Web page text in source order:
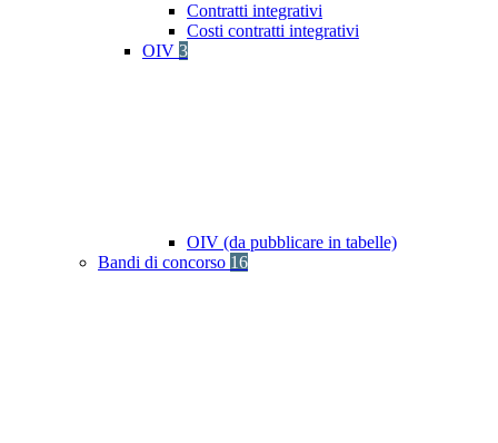
Contratti integrativi
Costi contratti integrativi
OIV 3
OIV (da pubblicare in tabelle)
Bandi di concorso 16